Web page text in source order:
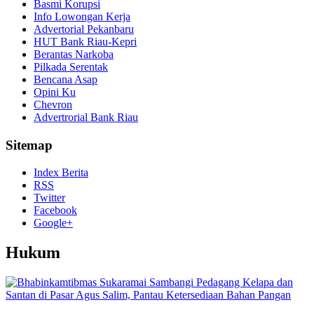
Basmi Korupsi
Info Lowongan Kerja
Advertorial Pekanbaru
HUT Bank Riau-Kepri
Berantas Narkoba
Pilkada Serentak
Bencana Asap
Opini Ku
Chevron
Advertrorial Bank Riau
Sitemap
Index Berita
RSS
Twitter
Facebook
Google+
Hukum